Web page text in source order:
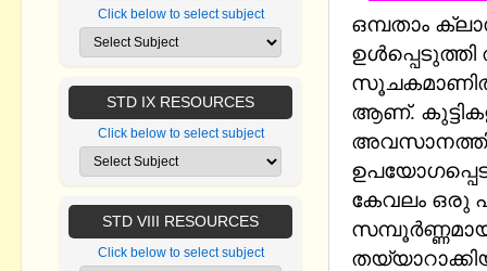
ഒമ്പതാം
ആണ്.
കേവലം ഒരു
Click below to select subject
STD IX RESOURCES
Click below to select subject
STD VIII RESOURCES
Click below to select subject